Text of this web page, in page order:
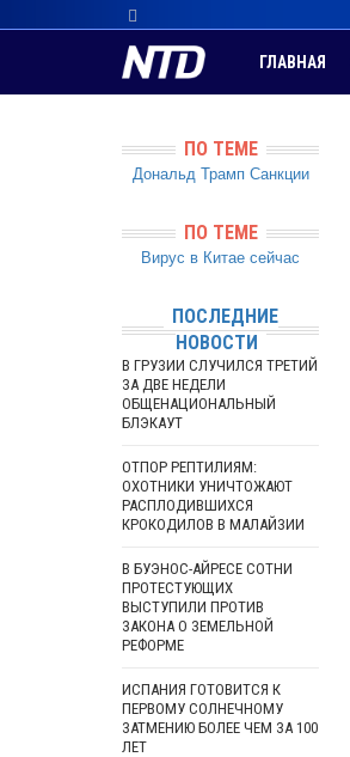
ГЛАВНАЯ
ПО ТЕМЕ
Дональд Трамп Санкции
ПО ТЕМЕ
Вирус в Китае сейчас
ПОСЛЕДНИЕ
НОВОСТИ
В ГРУЗИИ СЛУЧИЛСЯ ТРЕТИЙ
ЗА ДВЕ НЕДЕЛИ
ОБЩЕНАЦИОНАЛЬНЫЙ
БЛЭКАУТ
ОТПОР РЕПТИЛИЯМ:
ОХОТНИКИ УНИЧТОЖАЮТ
РАСПЛОДИВШИХСЯ
КРОКОДИЛОВ В МАЛАЙЗИИ
В БУЭНОС-АЙРЕСЕ СОТНИ
ПРОТЕСТУЮЩИХ
ВЫСТУПИЛИ ПРОТИВ
ЗАКОНА О ЗЕМЕЛЬНОЙ
РЕФОРМЕ
ИСПАНИЯ ГОТОВИТСЯ К
ПЕРВОМУ СОЛНЕЧНОМУ
ЗАТМЕНИЮ БОЛЕЕ ЧЕМ ЗА 100
ЛЕТ